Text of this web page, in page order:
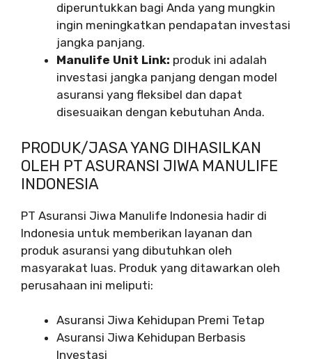
diperuntukkan bagi Anda yang mungkin
ingin meningkatkan pendapatan investasi
jangka panjang.
Manulife Unit Link: produk ini adalah
investasi jangka panjang dengan model
asuransi yang fleksibel dan dapat
disesuaikan dengan kebutuhan Anda.
PRODUK/JASA YANG DIHASILKAN
OLEH PT ASURANSI JIWA MANULIFE
INDONESIA
PT Asuransi Jiwa Manulife Indonesia hadir di
Indonesia untuk memberikan layanan dan
produk asuransi yang dibutuhkan oleh
masyarakat luas. Produk yang ditawarkan oleh
perusahaan ini meliputi:
Asuransi Jiwa Kehidupan Premi Tetap
Asuransi Jiwa Kehidupan Berbasis
Investasi